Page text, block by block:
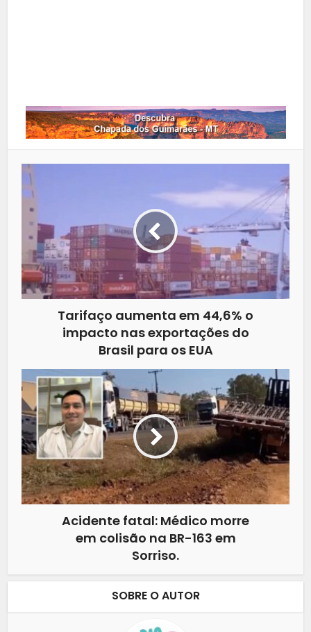
Tarifaço aumenta em 44,6% o
impacto nas exportações do
Brasil para os EUA
Acidente fatal: Médico morre
em colisão na BR-163 em
Sorriso.
SOBRE O AUTOR